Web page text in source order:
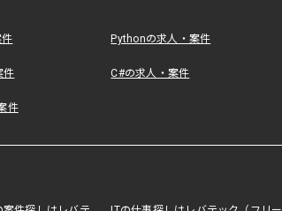
件 Pythonの求人・案件
件 C#の求人・案件
件